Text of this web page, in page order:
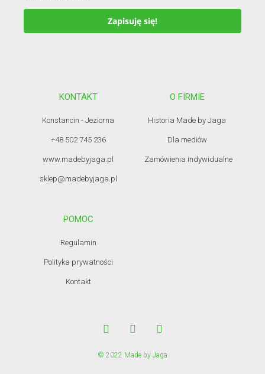
Zapisuję się!
KONTAKT
Konstancin - Jeziorna
+48 502 745 236
www.madebyjaga.pl
sklep@madebyjaga.pl
O FIRMIE
Historia Made by Jaga
Dla mediów
Zamówienia indywidualne
POMOC
Regulamin
Polityka prywatności
Kontakt
© 2022 Made by Jaga